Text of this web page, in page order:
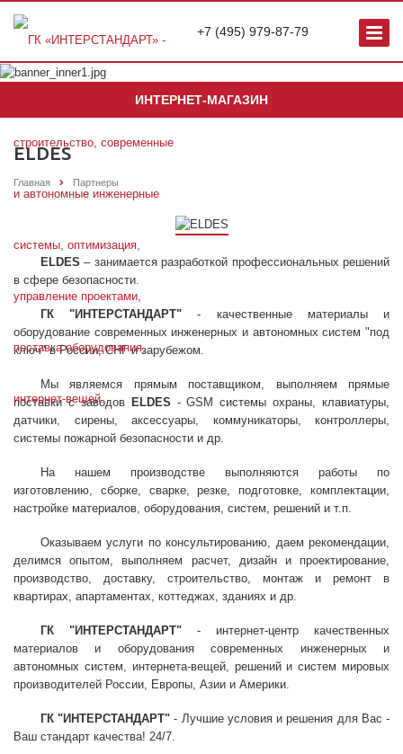
+7 (495) 979-87-79
ИНТЕРНЕТ-МАГАЗИН
ELDES
Главная Партнеры
ELDES – занимается разработкой профессиональных решений
в сфере безопасности.
ГК "ИНТЕРСТАНДАРТ" - качественные материалы и
оборудование современных инженерных и автономных систем "под
ключ" в России, СНГ и зарубежом.
Мы являемся прямым поставщиком, выполняем прямые
поставки с заводов ELDES - GSM системы охраны, клавиатуры,
датчики, сирены, аксессуары, коммуникаторы, контроллеры,
системы пожарной безопасности и др.
На нашем производстве выполняются работы по
изготовлению, сборке, сварке, резке, подготовке, комплектации,
настройке материалов, оборудования, систем, решений и т.п.
Оказываем услуги по консультированию, даем рекомендации,
делимся опытом, выполняем расчет, дизайн и проектирование,
производство, доставку, строительство, монтаж и ремонт в
квартирах, апартаментах, коттеджах, зданиях и др.
ГК "ИНТЕРСТАНДАРТ" - интернет-центр качественных
материалов и оборудования современных инженерных и
автономных систем, интернета-вещей, решений и систем мировых
производителей России, Европы, Азии и Америки.
ГК "ИНТЕРСТАНДАРТ" - Лучшие условия и решения для Вас -
Ваш стандарт качества! 24/7.